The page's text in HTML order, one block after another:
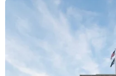
động đáp trả mà
thỏa thuận trước./.